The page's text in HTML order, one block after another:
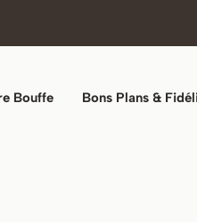
Bouffe Bons Plans &